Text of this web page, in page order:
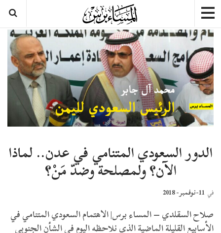
الدور السعودي المتنامي في عدن.. لماذا
الآن؟ ولمصلحة وضدّ مَنْ؟
في 11-نوفمبر- 2018
صلاح السقلدي – المساء برس| الاهتمام السعودي المتنامي في
الأسابيع القليلة الماضية الذي نلاحظه اليوم في الشأن الجنوبي